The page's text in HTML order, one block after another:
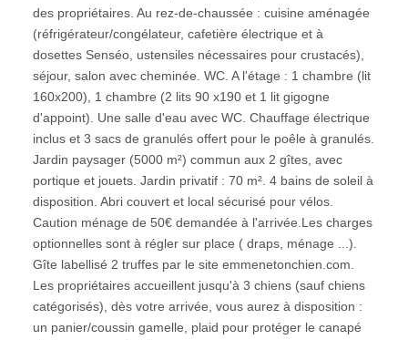
des propriétaires. Au rez-de-chaussée : cuisine aménagée
(réfrigérateur/congélateur, cafetière électrique et à
dosettes Senséo, ustensiles nécessaires pour crustacés),
séjour, salon avec cheminée. WC. A l'étage : 1 chambre (lit
160x200), 1 chambre (2 lits 90 x190 et 1 lit gigogne
d'appoint). Une salle d'eau avec WC. Chauffage électrique
inclus et 3 sacs de granulés offert pour le poêle à granulés.
Jardin paysager (5000 m²) commun aux 2 gîtes, avec
portique et jouets. Jardin privatif : 70 m². 4 bains de soleil à
disposition. Abri couvert et local sécurisé pour vélos.
Caution ménage de 50€ demandée à l'arrivée.Les charges
optionnelles sont à régler sur place ( draps, ménage ...).
Gîte labellisé 2 truffes par le site emmenetonchien.com.
Les propriétaires accueillent jusqu'à 3 chiens (sauf chiens
catégorisés), dès votre arrivée, vous aurez à disposition :
un panier/coussin gamelle, plaid pour protéger le canapé